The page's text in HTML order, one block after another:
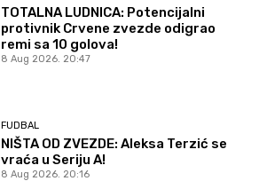
TOTALNA LUDNICA: Potencijalni
protivnik Crvene zvezde odigrao
remi sa 10 golova!
8 Aug 2026. 20:47
FUDBAL
NIŠTA OD ZVEZDE: Aleksa Terzić se
vraća u Seriju A!
8 Aug 2026. 20:16